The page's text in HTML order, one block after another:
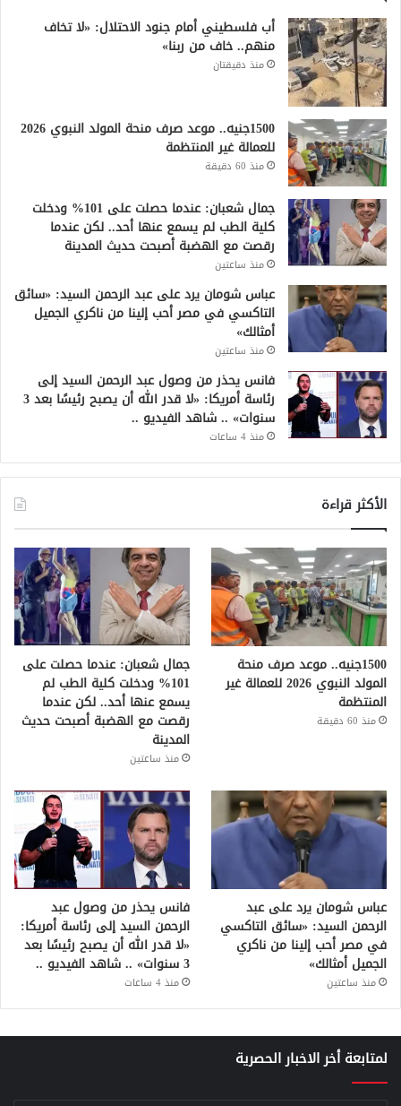
أب فلسطيني أمام جنود الاحتلال: «لا تخاف
منهم.. خاف من ربنا»
منذ دقيقتان
1500جنيه.. موعد صرف منحة المولد النبوي 2026
للعمالة غير المنتظمة
منذ 60 دقيقة
جمال شعبان: عندما حصلت على 101% ودخلت
كلية الطب لم يسمع عنها أحد.. لكن عندما
رقصت مع الهضبة أصبحت حديث المدينة
منذ ساعتين
عباس شومان يرد على عبد الرحمن السيد: «سائق
التاكسي في مصر أحب إلينا من ناكري الجميل
أمثالك»
منذ ساعتين
فانس يحذر من وصول عبد الرحمن السيد إلى
رئاسة أمريكا: «لا قدر الله أن يصبح رئيسًا بعد 3
سنوات» .. شاهد الفيديو ..
منذ 4 ساعات
الأكثر قراءة
1500جنيه.. موعد صرف منحة
المولد النبوي 2026 للعمالة غير
المنتظمة
منذ 60 دقيقة
جمال شعبان: عندما حصلت على
101% ودخلت كلية الطب لم
يسمع عنها أحد.. لكن عندما
رقصت مع الهضبة أصبحت حديث
المدينة
منذ ساعتين
عباس شومان يرد على عبد
الرحمن السيد: «سائق التاكسي
في مصر أحب إلينا من ناكري
الجميل أمثالك»
منذ ساعتين
فانس يحذر من وصول عبد
الرحمن السيد إلى رئاسة أمريكا:
«لا قدر الله أن يصبح رئيسًا بعد
3 سنوات» .. شاهد الفيديو ..
منذ 4 ساعات
لمتابعة أخر الاخبار الحصرية